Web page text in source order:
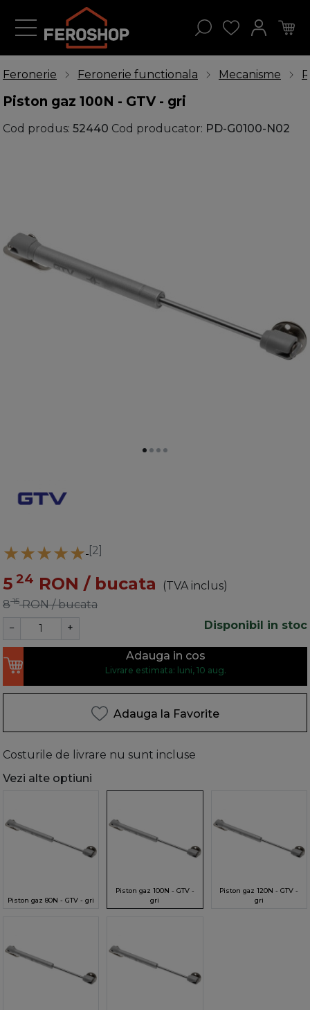
Feronerie Feronerie functionala Mecanisme
Piston gaz 100N - GTV - gri
Cod produs: 52440 Cod producator: PD-G0100-N02
[2]
5 24 RON / bucata
(TVA inclus)
815 RON / bucata
Disponibil in stoc
− +
Adauga in cos
Livrare estimata: luni, 10 aug.
Adauga la Favorite
Costurile de livrare nu sunt incluse
Vezi alte optiuni
Piston gaz 80N - GTV - gri
Piston gaz 100N - GTV -
gri
Piston gaz 120N - GTV -
gri